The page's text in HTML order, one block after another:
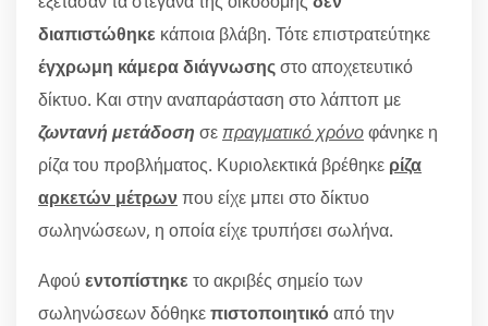
διαπιστώθηκε κάποια βλάβη. Τότε επιστρατεύτηκε
έγχρωμη κάμερα διάγνωσηςστο αποχετευτικό
δίκτυο. Και στην αναπαράσταση στο λάπτοπ με
ζωντανή μετάδοση σε πραγματικό χρόνοφάνηκε η
ρίζα του προβλήματος. Κυριολεκτικά βρέθηκε ρίζα
αρκετών μέτρωνπου είχε μπει στο δίκτυο
σωληνώσεων, η οποία είχε τρυπήσει σωλήνα.
Αφού εντοπίστηκε το ακριβές σημείο των
σωληνώσεων δόθηκεπιστοποιητικόαπό την